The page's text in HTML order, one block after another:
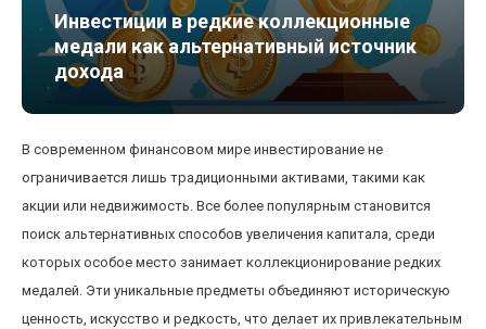
Инвестиции в редкие коллекционные
медали как альтернативный источник
дохода
В современном финансовом мире инвестирование не
ограничивается лишь традиционными активами, такими как
акции или недвижимость. Все более популярным становится
поиск альтернативных способов увеличения капитала, среди
которых особое место занимает коллекционирование редких
медалей. Эти уникальные предметы объединяют историческую
ценность, искусство и редкость, что делает их привлекательным